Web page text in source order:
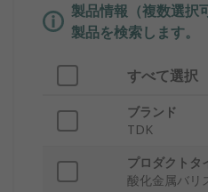
製品情報（複数選択
製品を検索します。
すべて選択
ブランド
TDK
プロダクトタ
酸化金属バリ